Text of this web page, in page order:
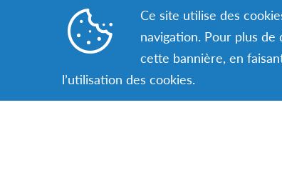
prenez part, pendant le séjour, à des
bénévoles AFS dans le pays d’accueil.
Ce site utilise des
navigation. Pour plus
cette bannière, en
l’utilisation des cookies.